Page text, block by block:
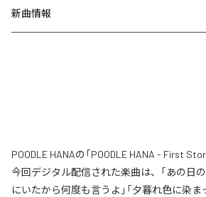
新曲情報
POODLE HANAの「POODLE HANA - First
今回デジタル配信された楽曲は、「あの日
にいたから何度も言うよ」「夕暮れ色に染ま